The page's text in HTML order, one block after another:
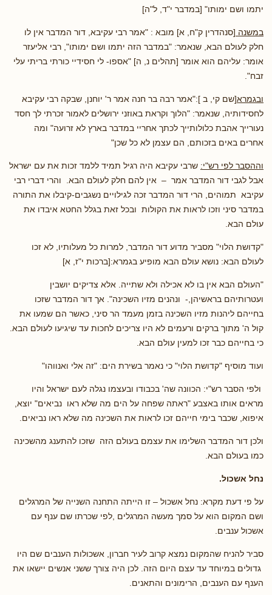
יתמו ושם ימותו" [במדבר י"ד, ל"ה]
במשנה [סנהדרין ק"ח, א] מובא : "אמר רבי עקיבא, דור המדבר אין לו
חלק לעולם הבא, שנאמר: "במדבר הזה יתמו ושם ימותו", רבי אליעזר
אומר: עליהם הוא אומר [תהלים נ, ה] "אספו- לי חסידיי כורתי בריתי עלי
זבח".
ובגמרא[שם קי, ב ]:"אמר רבה בר חנה אמר ר' יוחנן, שבקה רבי עקיבא
לחסידותיה, שנאמר: "הלוך וקראת באוזני ירושלים לאמור זכרתי לך חסד
נעורייך אהבת כלולותייך לכתך אחריי במדבר בארץ לא זרועה" ומה
אחרים באים בזכותם, הם עצמן לא כל שכן"
וההסבר לפי רש"י: שרבי עקיבא היה רגיל תמיד ללמד זכות את עם ישראל
אבל לגבי דור המדבר אמר – אין להם חלק לעולם הבא. והרי דברי רבי
עקיבא תמוהים, הרי דור המדבר זכה לגילויים נשגבים-קיבלו את התורה
במדבר סיני וזכו לראות את הקולות ובכל זאת בגלל החטא איבדו את
עולם הבא.
"קדושת הלוי" מסביר מדוע דור המדבר, למרות כל מעלותיו, לא זכו
לעולם הבא: נושא עולם הבא מופיע בגמרא:[ברכות י"ז, א]
"העולם הבא אין בו לא אכילה ולא שתייה. אלא צדיקים יושבין
ועטרותיהם בראשיהן,- ונהנים מזיו השכינה". אך דור המדבר שזכו
בחייהם ליהנות מזיו השכינה בזמן מעמד הר סיני, כאשר הם שמעו את
קול ה' מתוך ברקים ורעמים לא היו צריכים לחכות עד שיגיעו לעולם הבא.
כי בחייהם כבר זכו למעין עולם הבא.
ועוד מוסיף "קדושת הלוי" כי נאמר בשירת הים: "זה אלי ואנווהו"
ולפי הסבר רש"י: הכוונה שה' בכבודו ובעצמו נגלה לעם ישראל והיו
מראים אותו באצבע "ראתה שפחה על הים מה שלא ראו נביאים" יוצא,
איפוא, שכבר בימי חייהם זכו לראות את השכינה מה שלא ראו נביאים.
ולכן דור המדבר השלימו את עצמם בעולם הזה שזכו להתענג מהשכינה
כמו בעולם הבא.
נחל אשכול.
על פי דעת מקרא: נחל אשכול – זו הייתה התחנה השנייה של המרגלים
ושם המקום הוא על סמך מעשה המרגלים ,לפי שכרתו שם ענף עם
אשכול ענבים.
סביר להניח שהמקום נמצא קרוב לעיר חברון, אשכולות הענבים שם היו
גדולים במיוחד עד עצם היום הזה. לכן היה צורך ששני אנשים יישאו את
הענף עם הענבים, הרימונים והתאנים.